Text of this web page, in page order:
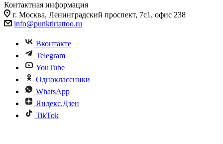
Контактная информация
г. Москва, Ленинградский проспект, 7с1, офис 238
info@punktirtattoo.ru
Вконтакте
Telegram
YouTube
Одноклассники
WhatsApp
Яндекс.Дзен
TikTok